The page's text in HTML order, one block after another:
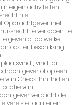
eigen activiteiten.
niet
Opdrachtgever niet
te verkopen, te
geven of op welke
ook ter beschikking
plaatsvindt, vindt dit
of op een
van Check-Inn. Indien
locatie van
verplicht de
vereiste faciliteiten